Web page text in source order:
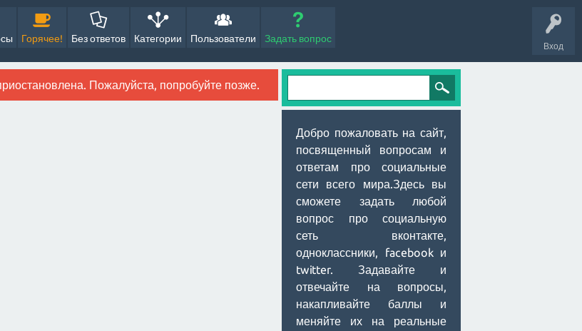
Вход
Горячее! Без ответов Категории Пользователи Задать вопрос
Пожалуйста, попробуйте позже.
Добро пожаловать на сайт,
посвященный вопросам и
ответам про социальные
сети всего мира.Здесь вы
сможете задать любой
вопрос про социальную
сеть вконтакте,
одноклассники, facebook и
twitter. Задавайте и
отвечайте на вопросы,
накапливайте баллы и
меняйте их на реальные